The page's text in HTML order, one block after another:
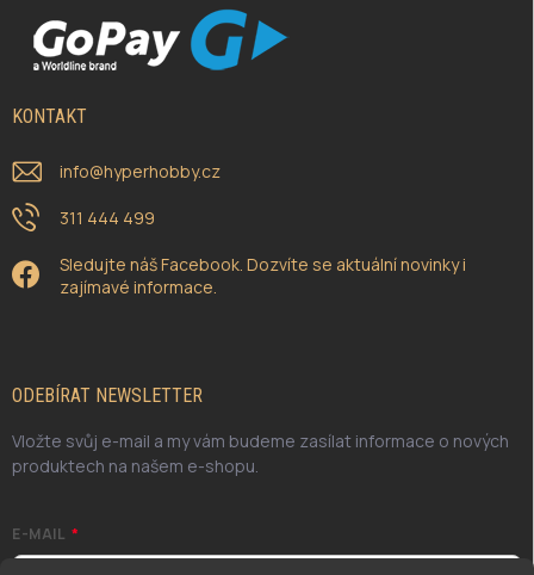
KONTAKT
info@hyperhobby.cz
311 444 499
Sledujte náš Facebook. Dozvíte se aktuální novinky i
zajímavé informace.
ODEBÍRAT NEWSLETTER
Vložte svůj e-mail a my vám budeme zasílat informace o nových
produktech na našem e-shopu.
E-MAIL